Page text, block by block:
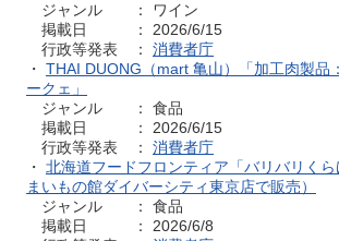
ジャンル ： ワイン
掲載日 ： 2026/6/15
行政等発表 ： 消費者庁
・ THAI DUONG（mart 亀山）「加工肉製品
ークェ」
ジャンル ： 食品
掲載日 ： 2026/6/15
行政等発表 ： 消費者庁
・ 北海道フードフロンティア「バリバリくら
まいもの館ダイバーシティ東京店で販売）
ジャンル ： 食品
掲載日 ： 2026/6/8